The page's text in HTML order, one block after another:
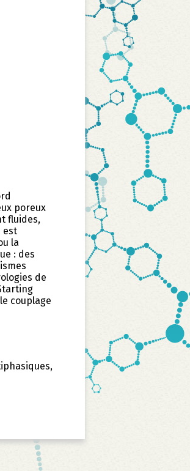
poreux
fluides,
est
la
: des
de
couplage